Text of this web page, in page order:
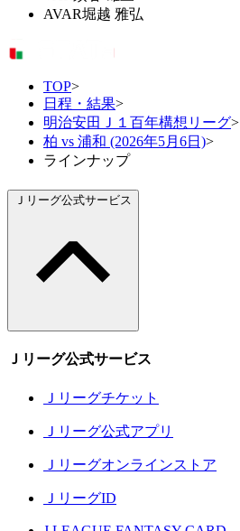
AVAR堀越 雅弘
TOP>
日程・結果>
明治安田Ｊ１百年構想リーグ>
柏 vs 浦和 (2026年5月6日)>
ラインナップ
Ｊリーグ公式サービス
Ｊリーグ公式サービス
Ｊリーグチケット
Ｊリーグ公式アプリ
Ｊリーグオンラインストア
ＪリーグID